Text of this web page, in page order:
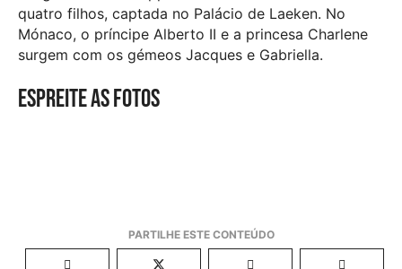
quatro filhos, captada no Palácio de Laeken. No
Mónaco, o príncipe Alberto II e a princesa Charlene
surgem com os gémeos Jacques e Gabriella.
Espreite as fotos